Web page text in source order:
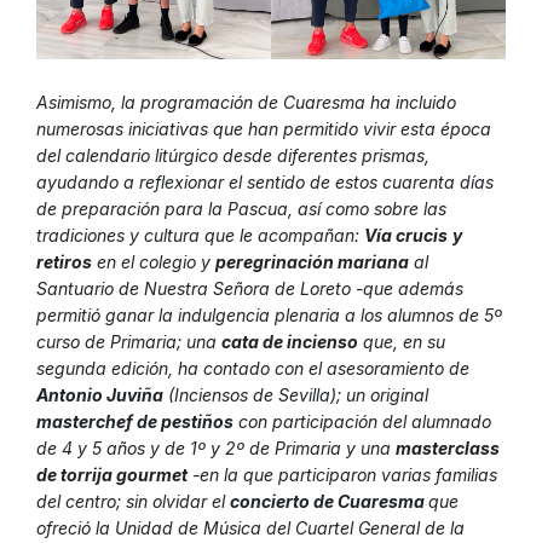
Asimismo, la programación de Cuaresma ha incluido
numerosas iniciativas que han permitido vivir esta época
del calendario litúrgico desde diferentes prismas,
ayudando a reflexionar el sentido de estos cuarenta días
de preparación para la Pascua, así como sobre las
tradiciones y cultura que le acompañan: Vía crucis y
retiros en el colegio y peregrinación mariana al
Santuario de Nuestra Señora de Loreto -que además
permitió ganar la indulgencia plenaria a los alumnos de 5º
curso de Primaria; una cata de incienso que, en su
segunda edición, ha contado con el asesoramiento de
Antonio Juviña (Inciensos de Sevilla); un original
masterchef de pestiños con participación del alumnado
de 4 y 5 años y de 1º y 2º de Primaria y una masterclass
de torrija gourmet-en la que participaron varias familias
del centro; sin olvidar elconcierto de Cuaresmaque
ofreció la Unidad de Música del Cuartel General de la